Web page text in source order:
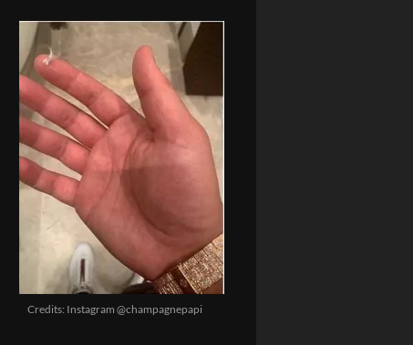
Credits: Instagram @champagnepapi